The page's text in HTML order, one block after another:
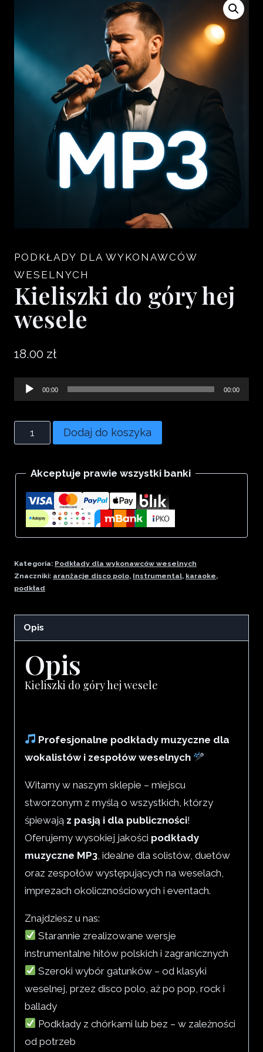
PODKŁADY DLA WYKONAWCÓW
WESELNYCH
Kieliszki do góry hej
wesele
18.00 zł
Odtwarzacz
plików
dźwiękowych
00:00 00:00
ilość
Kieliszki
wesele
Dodaj do koszyka
Akceptuje prawie wszystki banki
Kategoria: Podkłady dla wykonawców weselnych
Znaczniki: aranżacje disco polo, Instrumental, karaoke,
podkład
Opis
Opis
Kieliszki do góry hej wesele
Profesjonalne podkłady muzyczne dla
wokalistów i zespołów weselnych
Witamy w naszym sklepie – miejscu
stworzonym z myślą o wszystkich, którzy
śpiewają z pasją i dla publiczności!
Oferujemy wysokiej jakości podkłady
muzyczne MP3 , idealne dla solistów, duetów
oraz zespołów występujących na weselach,
imprezach okolicznościowych i eventach.
Znajdziesz u nas:
Starannie zrealizowane wersje
instrumentalne hitów polskich i zagranicznych
Szeroki wybór gatunków – od klasyki
weselnej, przez disco polo, aż po pop, rock i
ballady
Podkłady z chórkami lub bez – w zależności
od potrzeb